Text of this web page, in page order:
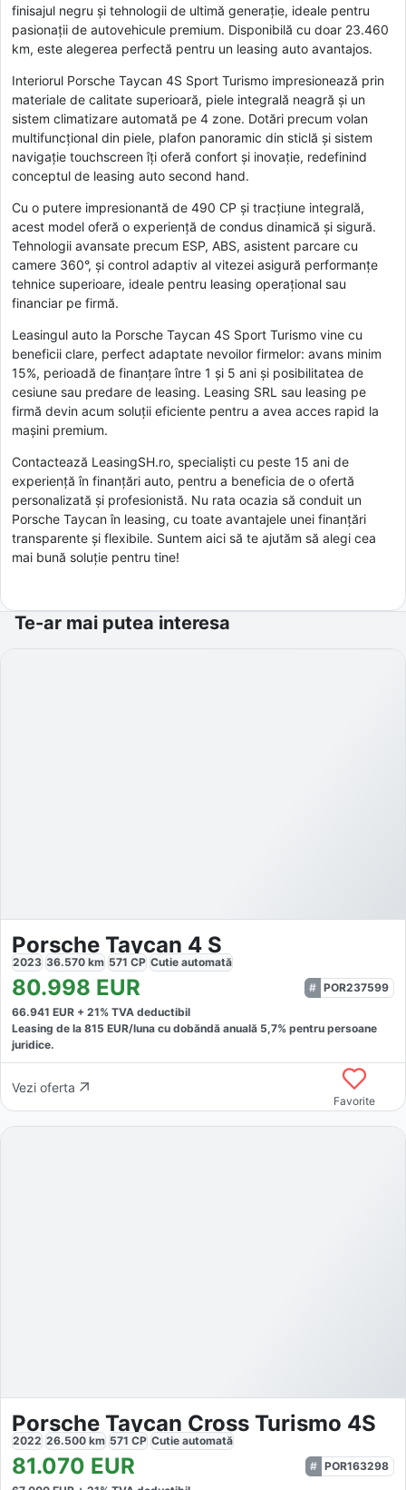
finisajul negru și tehnologii de ultimă generație, ideale pentru
pasionații de autovehicule premium. Disponibilă cu doar 23.460
km, este alegerea perfectă pentru un leasing auto avantajos.
Interiorul Porsche Taycan 4S Sport Turismo impresionează prin
materiale de calitate superioară, piele integrală neagră și un
sistem climatizare automată pe 4 zone. Dotări precum volan
multifuncțional din piele, plafon panoramic din sticlă și sistem
navigație touchscreen îți oferă confort și inovație, redefinind
conceptul de leasing auto second hand.
Cu o putere impresionantă de 490 CP și tracțiune integrală,
acest model oferă o experiență de condus dinamică și sigură.
Tehnologii avansate precum ESP, ABS, asistent parcare cu
camere 360°, și control adaptiv al vitezei asigură performanțe
tehnice superioare, ideale pentru leasing operațional sau
financiar pe firmă.
Leasingul auto la Porsche Taycan 4S Sport Turismo vine cu
beneficii clare, perfect adaptate nevoilor firmelor: avans minim
15%, perioadă de finanțare între 1 și 5 ani și posibilitatea de
cesiune sau predare de leasing. Leasing SRL sau leasing pe
firmă devin acum soluții eficiente pentru a avea acces rapid la
mașini premium.
Contactează LeasingSH.ro, specialiști cu peste 15 ani de
experiență în finanțări auto, pentru a beneficia de o ofertă
personalizată și profesionistă. Nu rata ocazia să conduit un
Porsche Taycan în leasing, cu toate avantajele unei finanțări
transparente și flexibile. Suntem aici să te ajutăm să alegi cea
mai bună soluție pentru tine!
Te-ar mai putea interesa
Porsche Taycan 4 S
2023 36.570 km 571 CP Cutie automată
80.998 EUR
POR237599
66.941 EUR + 21% TVA deductibil
Leasing de la 815 EUR/luna cu dobăndă anuală 5,7% pentru persoane
juridice.
Vezi oferta
Favorite
Porsche Taycan Cross Turismo 4S
2022 26.500 km 571 CP Cutie automată
81.070 EUR
POR163298